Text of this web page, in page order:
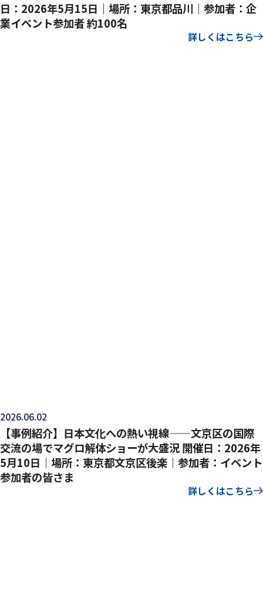
日：2026年5月15日｜場所：東京都品川｜参加者：企
業イベント参加者 約100名
詳しくはこちら
2026.06.02
【事例紹介】日本文化への熱い視線——文京区の国際
交流の場でマグロ解体ショーが大盛況 開催日：2026年
5月10日｜場所：東京都文京区後楽｜参加者：イベント
参加者の皆さま
詳しくはこちら